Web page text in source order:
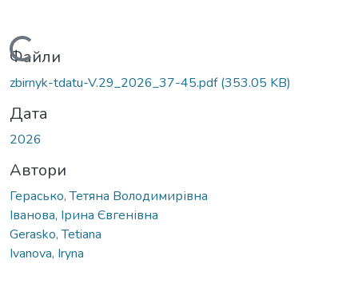
Вантажиться...
Файли
zbirnyk-tdatu-V.29_2026_37-45.pdf(353.05 KB)
Дата
2026
Автори
Герасько, Тетяна Володимирівна
Іванова, Ірина Євгенівна
Gerasko, Tetiana
Ivanova, Iryna